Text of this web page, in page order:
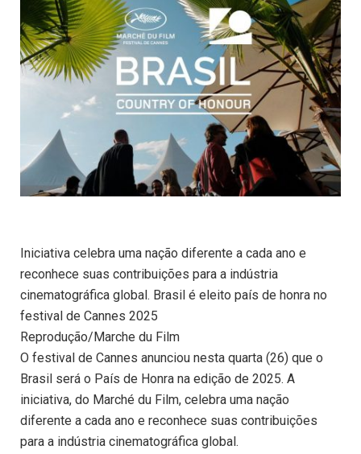
Iniciativa celebra uma nação diferente a cada ano e
reconhece suas contribuições para a indústria
cinematográfica global. Brasil é eleito país de honra no
festival de Cannes 2025
Reprodução/Marche du Film
O festival de Cannes anunciou nesta quarta (26) que o
Brasil será o País de Honra na edição de 2025. A
iniciativa, do Marché du Film, celebra uma nação
diferente a cada ano e reconhece suas contribuições
para a indústria cinematográfica global.